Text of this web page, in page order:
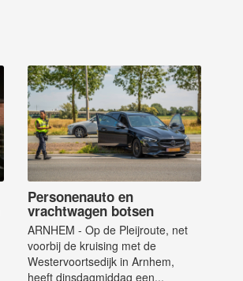
Personenauto en
vrachtwagen botsen
ARNHEM - Op de Pleijroute, net
voorbij de kruising met de
Westervoortsedijk in Arnhem,
heeft dinsdagmiddag een...